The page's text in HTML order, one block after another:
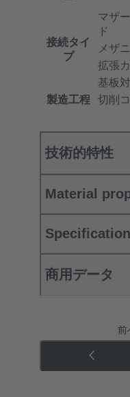
接続タイ
プ
マザ
ド
メザ
拡張
基板
製造工程
切削
技術的特性
Material
商用データ
前